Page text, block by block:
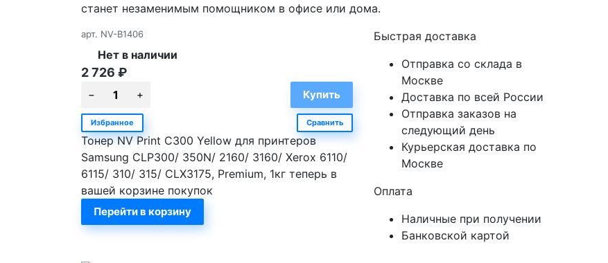
станет незаменимым помощником в офисе или дома.
арт. NV-B1406
Нет в наличии
2 726 ₽
Избранное Сравнить
Тонер NV Print C300 Yellow для принтеров
Samsung CLP300/ 350N/ 2160/ 3160/ Xerox 6110/
6115/ 310/ 315/ CLX3175, Premium, 1кг теперь в
вашей корзине покупок
Перейти в корзину
Быстрая доставка
Отправка со склада в
Москве
Доставка по всей России
Отправка заказов на
следующий день
Курьерская доставка по
Москве
Оплата
Наличные при получении
Банковской картой